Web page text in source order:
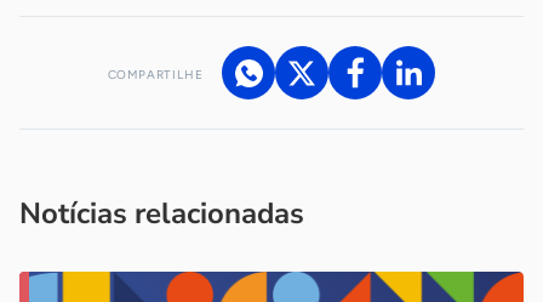
COMPARTILHE
Notícias relacionadas